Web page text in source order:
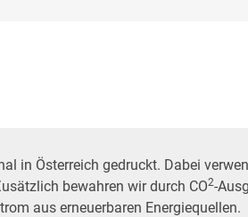
in Österreich gedruckt. Dabei
bewahren wir durch CO2-
aus erneuerbaren Energiequellen.